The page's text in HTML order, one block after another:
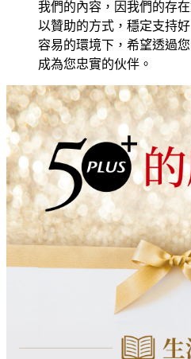
我們的內容，因我們的存
以贊助的方式，穩定支持
容易的環境下，希望透過
成為您忠實的伙伴。